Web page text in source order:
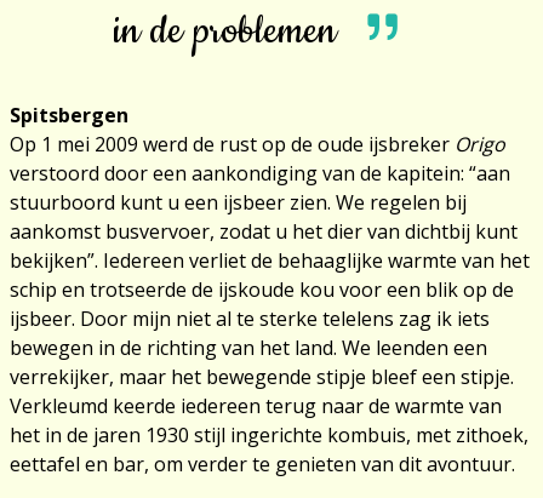
in de problemen
Spitsbergen
Op 1 mei 2009 werd de rust op de oude ijsbreker Origo
verstoord door een aankondiging van de kapitein: “aan
stuurboord kunt u een ijsbeer zien. We regelen bij
aankomst busvervoer, zodat u het dier van dichtbij kunt
bekijken”. Iedereen verliet de behaaglijke warmte van het
schip en trotseerde de ijskoude kou voor een blik op de
ijsbeer. Door mijn niet al te sterke telelens zag ik iets
bewegen in de richting van het land. We leenden een
verrekijker, maar het bewegende stipje bleef een stipje.
Verkleumd keerde iedereen terug naar de warmte van
het in de jaren 1930 stijl ingerichte kombuis, met zithoek,
eettafel en bar, om verder te genieten van dit avontuur.